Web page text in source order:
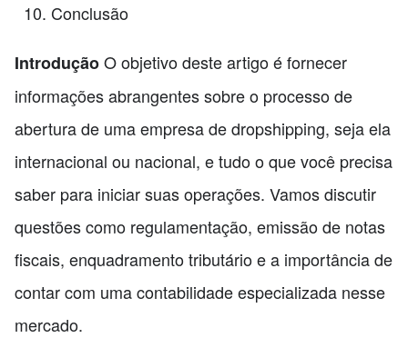
Conclusão
IntroduçãoO objetivo deste artigo é fornecer
informações abrangentes sobre o processo de
abertura de uma empresa de dropshipping, seja ela
internacional ou nacional, e tudo o que você precisa
saber para iniciar suas operações. Vamos discutir
questões como regulamentação, emissão de notas
fiscais, enquadramento tributário e a importância de
contar com uma contabilidade especializada nesse
mercado.